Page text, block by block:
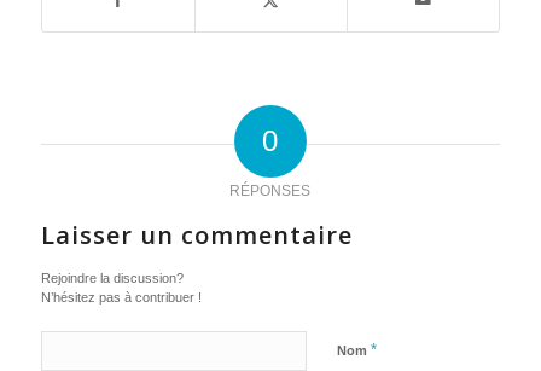
0
RÉPONSES
Laisser un commentaire
Rejoindre la discussion?
N’hésitez pas à contribuer !
Nom *